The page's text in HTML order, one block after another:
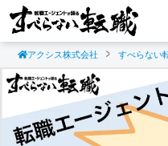
アクシス株式会社 すべらない